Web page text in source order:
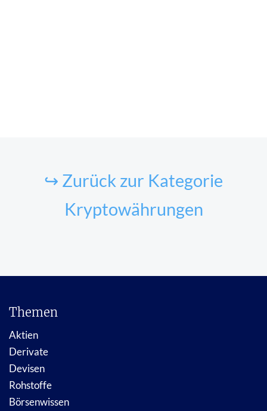
↪ Zurück zur Kategorie
Kryptowährungen
Themen
Aktien
Derivate
Devisen
Rohstoffe
Börsenwissen